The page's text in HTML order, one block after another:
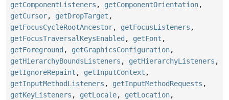
getComponentListeners , getComponentOrientation,
getCursor, getDropTarget ,
getFocusCycleRootAncestor, getFocusListeners ,
getFocusTraversalKeysEnabled , getFont ,
getForeground , getGraphicsConfiguration,
getHierarchyBoundsListeners , getHierarchyListeners ,
getIgnoreRepaint , getInputContext ,
getInputMethodListeners , getInputMethodRequests ,
getKeyListeners , getLocale, getLocation,